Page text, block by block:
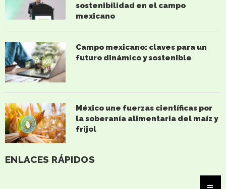
ENLACES RÁPIDOS
sostenibilidad en el campo
mexicano
Campo mexicano: claves para un
futuro dinámico y sostenible
México une fuerzas científicas por
la soberanía alimentaria del maíz y
frijol